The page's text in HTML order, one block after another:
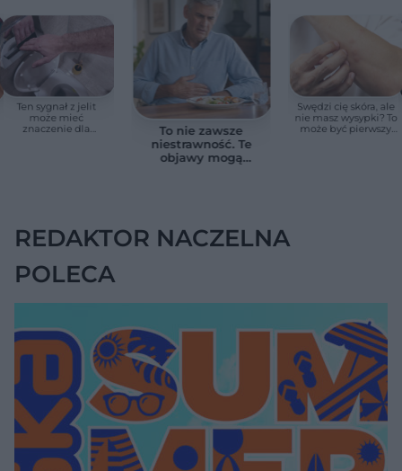
Ten sygnał z jelit
może mieć
znaczenie dla
To nie zawsze
niestrawność. Te
objawy mogą
Swędzi cię skóra, ale
nie masz wysypki? To
może być pierwszy
REDAKTOR NACZELNA
POLECA